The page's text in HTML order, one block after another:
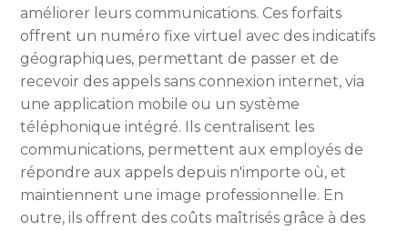
améliorer leurs communications. Ces forfaits
offrent un numéro fixe virtuel avec des indicatifs
géographiques, permettant de passer et de
recevoir des appels sans connexion internet, via
une application mobile ou un système
téléphonique intégré. Ils centralisent les
communications, permettent aux employés de
répondre aux appels depuis n'importe où, et
maintiennent une image professionnelle. En
outre, ils offrent des coûts maîtrisés grâce à des